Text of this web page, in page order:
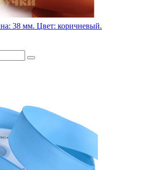
38 мм. Цвет: коричневый.